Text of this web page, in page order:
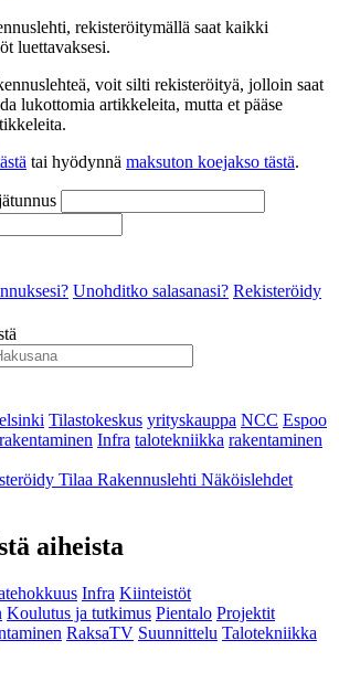
rekisteröitymällä saat kaikki
luettavaksesi.
voit silti rekisteröityä, jolloin saat
lukottomia artikkeleita, mutta et pääse
tai hyödynnä maksuton koejakso tästä.
Unohditko salasanasi? Rekisteröidy
Tilastokeskus yrityskauppa NCC Espoo
Infra talotekniikka rakentaminen
Tilaa Rakennuslehti Näköislehdet
aiheista
Infra Kiinteistöt
Koulutus ja tutkimus Pientalo Projektit
RaksaTV Suunnittelu Talotekniikka